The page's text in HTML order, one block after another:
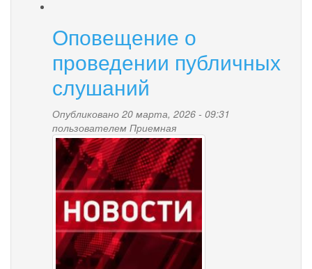
Оповещение о
проведении публичных
слушаний
Опубликовано 20 марта, 2026 - 09:31
пользователем Приемная
news-
palana.jpg